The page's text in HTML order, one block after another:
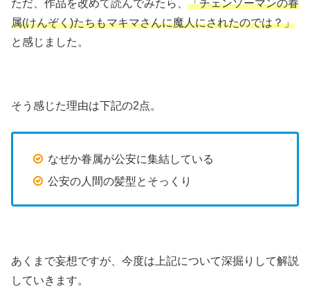
ただ、作品を改めて読んでみたら、 「チェンソーマンの眷
属(けんぞく)たちもマキマさんに魔人にされたのでは？」
と感じました。
そう感じた理由は下記の2点。
なぜか眷属が公安に集結している
公安の人間の髪型とそっくり
あくまで妄想ですが、今度は上記について深掘りして解説
していきます。